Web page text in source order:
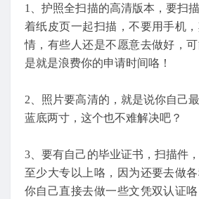
1、护照全扫描的高清版本，要扫
着纸皮页一起扫描，不要用手机
情，有些人还是不愿意去做好，
是就是浪费你的申请时间咯！
2、照片要高清的，就是说你自己
蓝底两寸，这个也不难解决吧？
3、要有自己的毕业证书，扫描件
至少大专以上咯，因为还要去做
你自己直接去做一些文凭双认证